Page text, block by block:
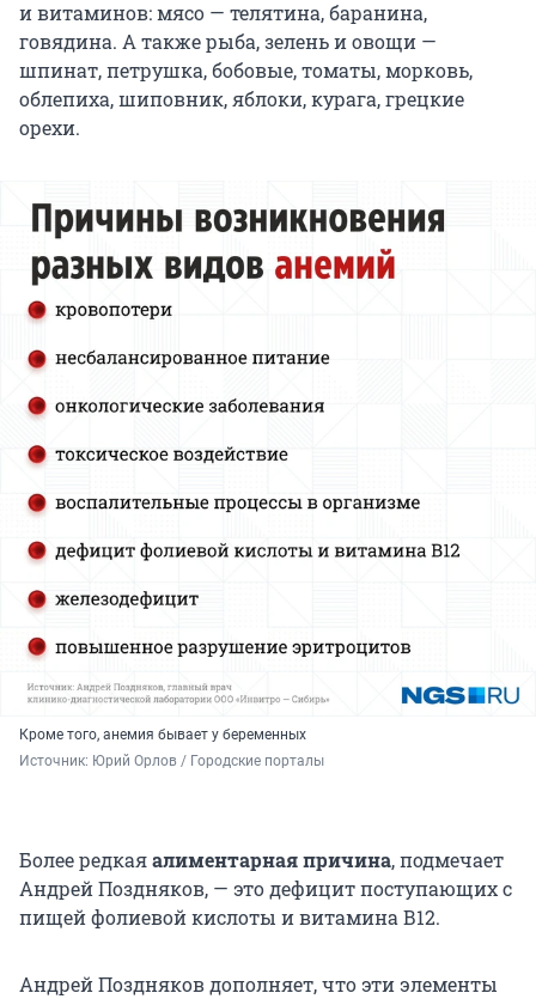
и витаминов: мясо — телятина, баранина,
говядина. А также рыба, зелень и овощи —
шпинат, петрушка, бобовые, томаты, морковь,
облепиха, шиповник, яблоки, курага, грецкие
орехи.
Кроме того, анемия бывает у беременных
Источник: Юрий Орлов / Городские порталы
Более редкаяалиментарная причина, подмечает
Андрей Поздняков, — это дефицит поступающих с
пищей фолиевой кислоты и витамина В12.
Андрей Поздняков дополняет, что эти элементы